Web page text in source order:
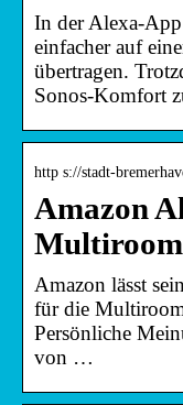
In der Alexa-
einfacher auf
übertragen.
Sonos-Komfort
http s://stadt-
Amazon
Amazon lässt
für die
Persönliche
von …